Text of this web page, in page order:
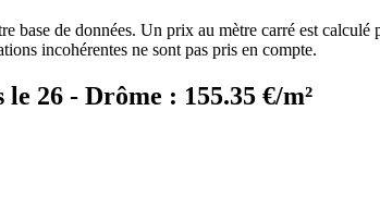
base de données. Un prix au mètre carré est
incohérentes ne sont pas pris en compte.
26 - Drôme : 155.35 €/m²